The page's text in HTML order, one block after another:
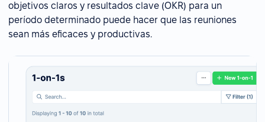
objetivos claros y resultados clave (OKR) para un
período determinado puede hacer que las reuniones
sean más eficaces y productivas.